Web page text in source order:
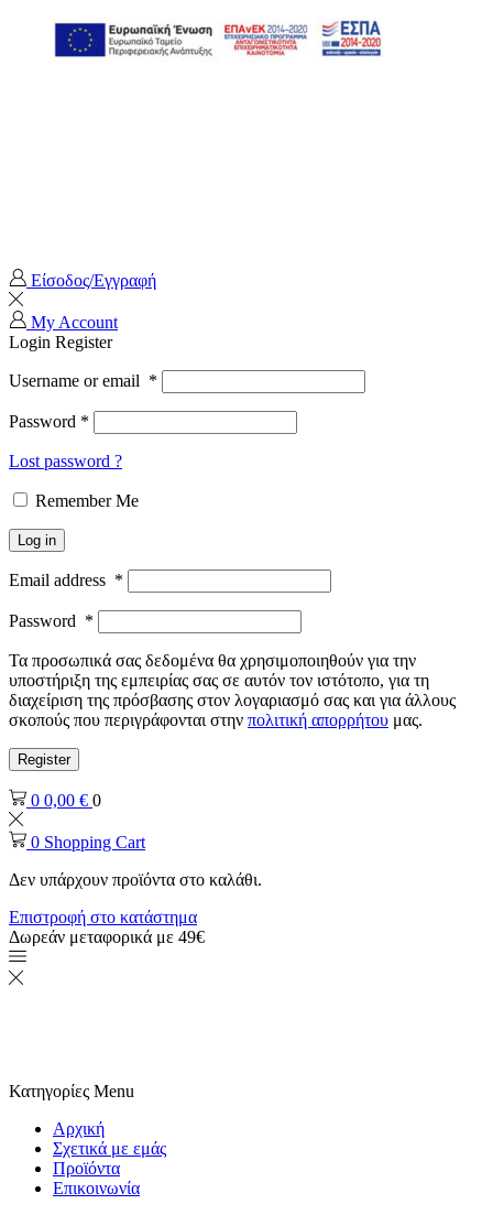
Είσοδος/Εγγραφή
My Account
Login Register
Username or email *
Password *
Lost password ?
Remember Me
Log in
Email address *
Password *
Τα προσωπικά σας δεδομένα θα χρησιμοποιηθούν για την
υποστήριξη της εμπειρίας σας σε αυτόν τον ιστότοπο, για τη
διαχείριση της πρόσβασης στον λογαριασμό σας και για άλλους
σκοπούς που περιγράφονται στην πολιτική απορρήτου μας.
Register
0 0,00 € 0
0 Shopping Cart
Δεν υπάρχουν προϊόντα στο καλάθι.
Επιστροφή στο κατάστημα
Δωρεάν μεταφορικά με 49€
Κατηγορίες Menu
Αρχική
Σχετικά με εμάς
Προϊόντα
Επικοινωνία